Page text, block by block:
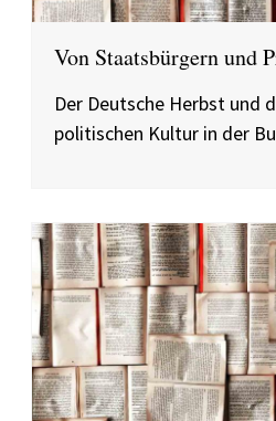
Von Staatsbürgern und
Der Deutsche Herbst und
politischen Kultur in der